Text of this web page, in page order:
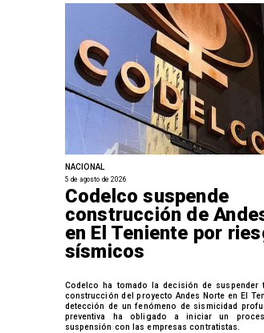
NACIONAL
5 de agosto de 2026
Codelco suspende
construcción de
en El Teniente por
sísmicos
Codelco ha tomado la decisión de suspender
construcción del proyecto Andes Norte en El
detección de un fenómeno de sismicidad
preventiva ha obligado a iniciar un
suspensión con las empresas contratistas.